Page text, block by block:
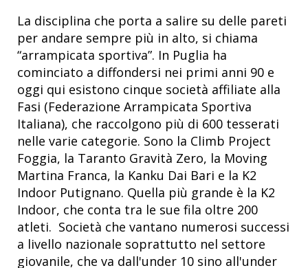
La disciplina che porta a salire su delle pareti
per andare sempre più in alto, si chiama
“arrampicata sportiva”. In Puglia ha
cominciato a diffondersi nei primi anni 90 e
oggi qui esistono cinque società affiliate alla
Fasi (Federazione Arrampicata Sportiva
Italiana), che raccolgono più di 600 tesserati
nelle varie categorie. Sono la Climb Project
Foggia, la Taranto Gravità Zero, la Moving
Martina Franca, la Kanku Dai Bari e la K2
Indoor Putignano. Quella più grande è la K2
Indoor, che conta tra le sue fila oltre 200
atleti. Società che vantano numerosi successi
a livello nazionale soprattutto nel settore
giovanile, che va dall'under 10 sino all'under